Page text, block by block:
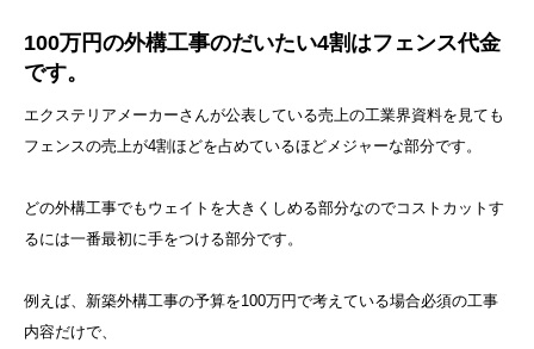
100万円の外構工事のだいたい4割はフェンス代金
です。
エクステリアメーカーさんが公表している売上の工業界資料を見ても
フェンスの売上が4割ほどを占めているほどメジャーな部分です。
どの外構工事でもウェイトを大きくしめる部分なのでコストカットす
るには一番最初に手をつける部分です。
例えば、新築外構工事の予算を100万円で考えている場合必須の工事
内容だけで、